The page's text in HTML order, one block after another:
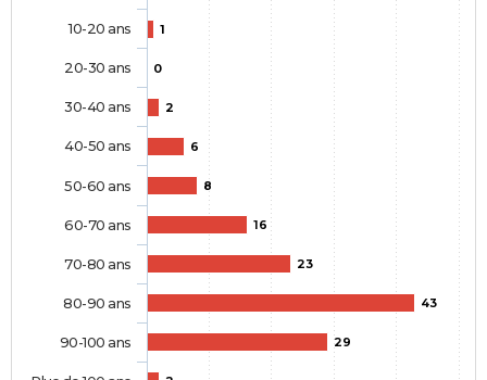
1
0
2
6
8
16
23
43
29
10-20 ans
20-30 ans
30-40 ans
40-50 ans
50-60 ans
60-70 ans
70-80 ans
80-90 ans
90-100 ans